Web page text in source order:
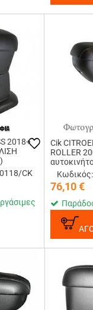
2018+
CK
Cik
ROLLER
76,10€